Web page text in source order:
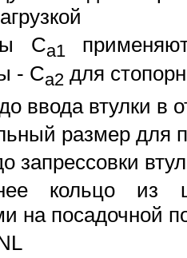
Ca1
- Ca2 для
ввода втулки в
размер для
запрессовки
кольцо из
на посадочной